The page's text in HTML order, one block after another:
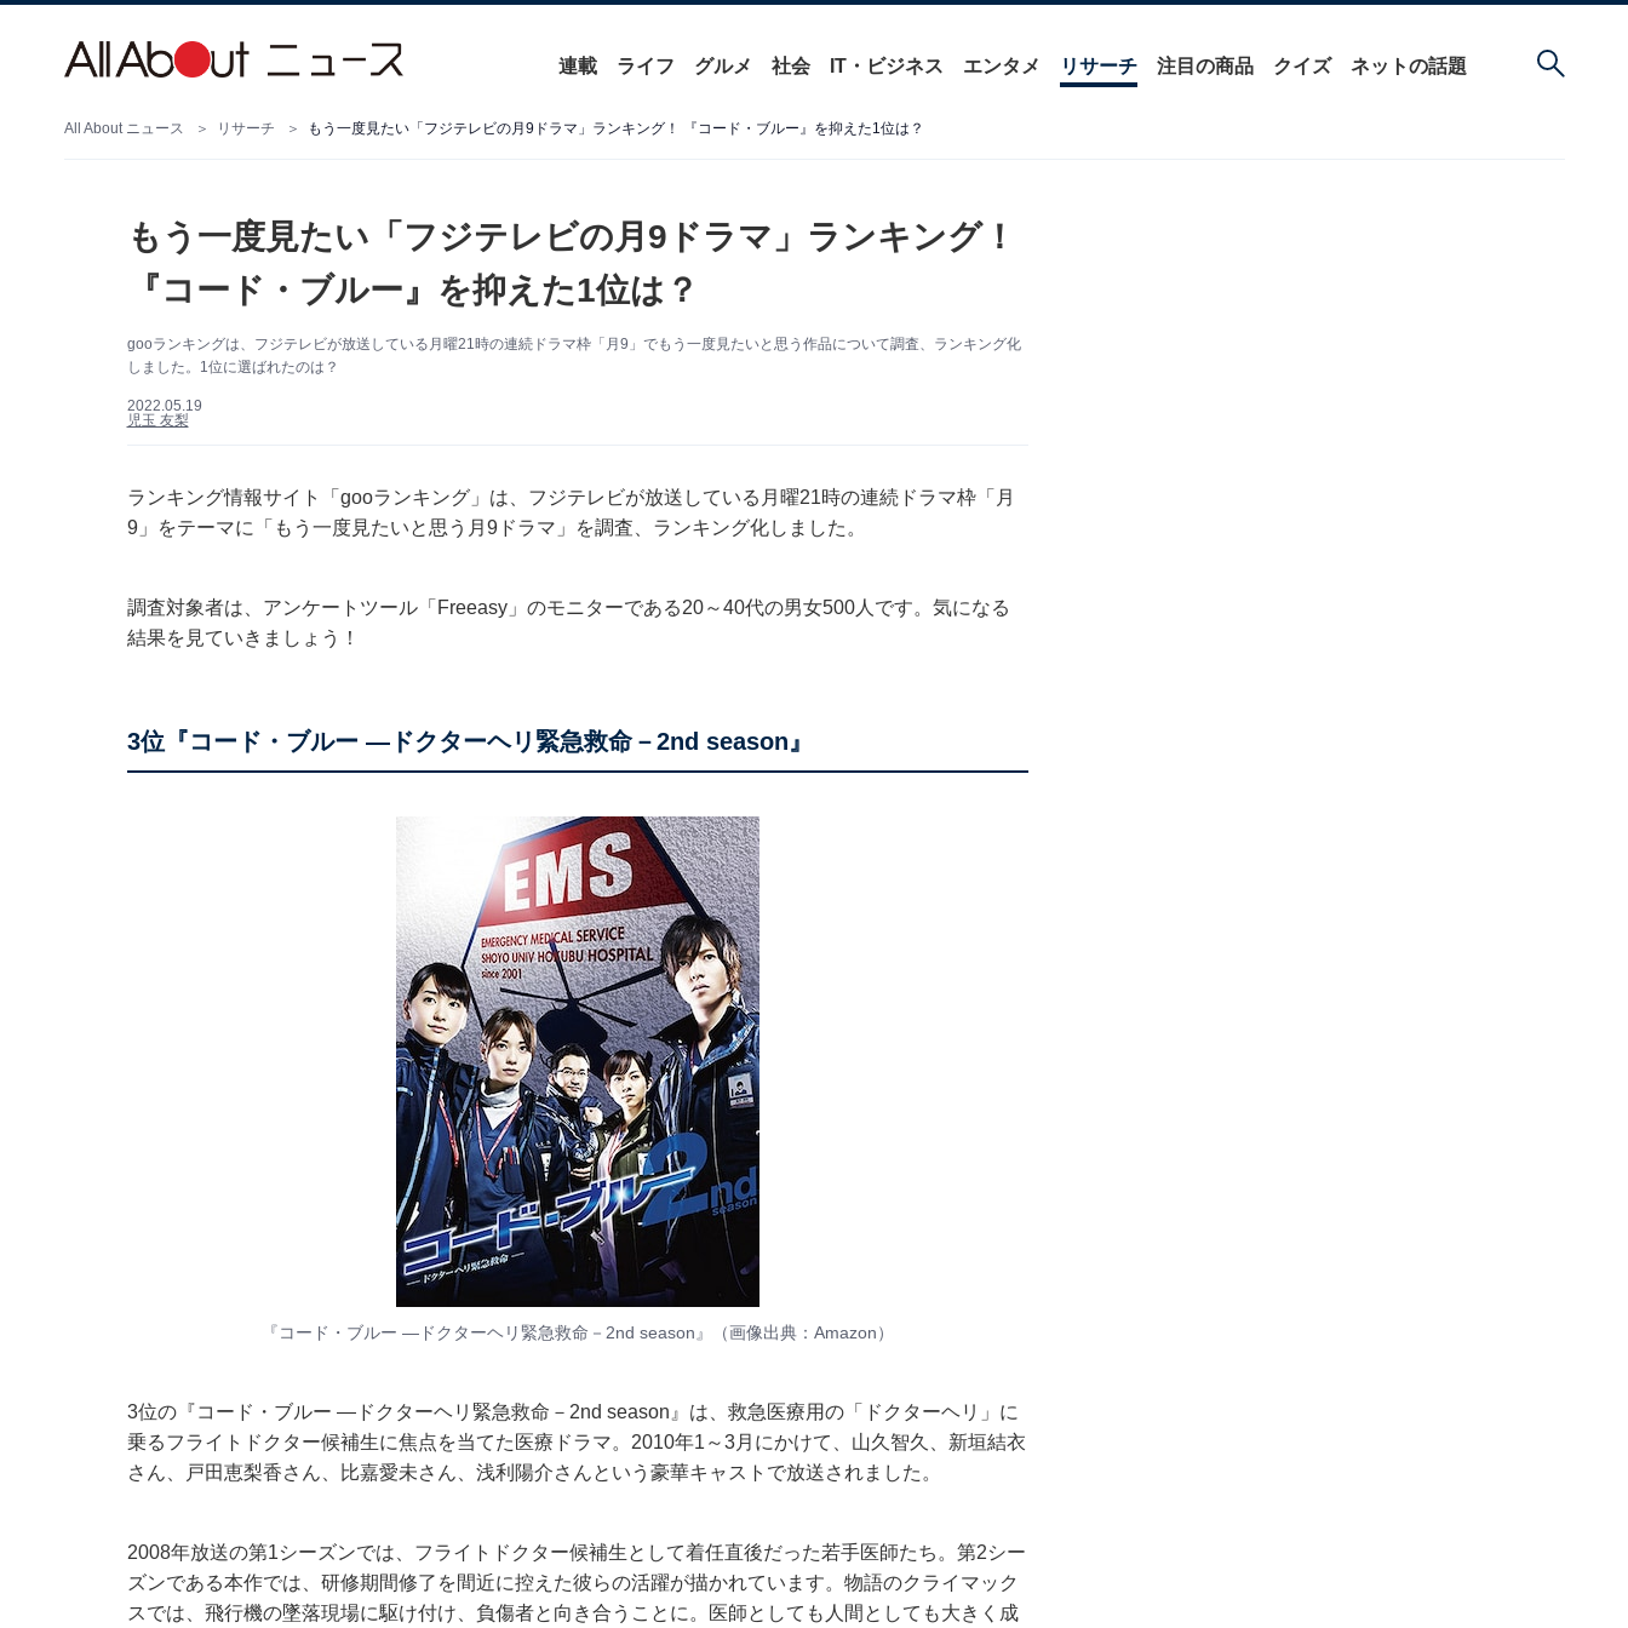
連載 ライフ グルメ 社会 IT・ビジネス エンタメ リサーチ 注目の商品 クイズ ネットの話題
All About ニュース リサーチ もう一度見たい「フジテレビの月9ドラマ」ランキング！ 『コード・ブルー』を抑えた1位は？
もう一度見たい「フジテレビの月9ドラマ」ランキング！
『コード・ブルー』を抑えた1位は？
gooランキングは、フジテレビが放送している月曜21時の連続ドラマ枠「月9」でもう一度見たいと思う作品について調査、ランキング化
しました。1位に選ばれたのは？
2022.05.19
児玉 友梨
ランキング情報サイト「gooランキング」は、フジテレビが放送している月曜21時の連続ドラマ枠「月
9」をテーマに「もう一度見たいと思う月9ドラマ」を調査、ランキング化しました。
調査対象者は、アンケートツール「Freeasy」のモニターである20～40代の男女500人です。気になる
結果を見ていきましょう！
3位『コード・ブルー ―ドクターヘリ緊急救命－2nd season』
『コード・ブルー ―ドクターヘリ緊急救命－2nd season』（画像出典： Amazon）
3位の『コード・ブルー ―ドクターヘリ緊急救命－2nd season』は、救急医療用の「ドクターヘリ」に
乗るフライトドクター候補生に焦点を当てた医療ドラマ。2010年1～3月にかけて、山久智久、新垣結衣
さん、戸田恵梨香さん、比嘉愛未さん、浅利陽介さんという豪華キャストで放送されました。
2008年放送の第1シーズンでは、フライトドクター候補生として着任直後だった若手医師たち。第2シー
ズンである本作では、研修期間修了を間近に控えた彼らの活躍が描かれています。物語のクライマック
スでは、飛行機の墜落現場に駆け付け、負傷者と向き合うことに。医師としても人間としても大きく成